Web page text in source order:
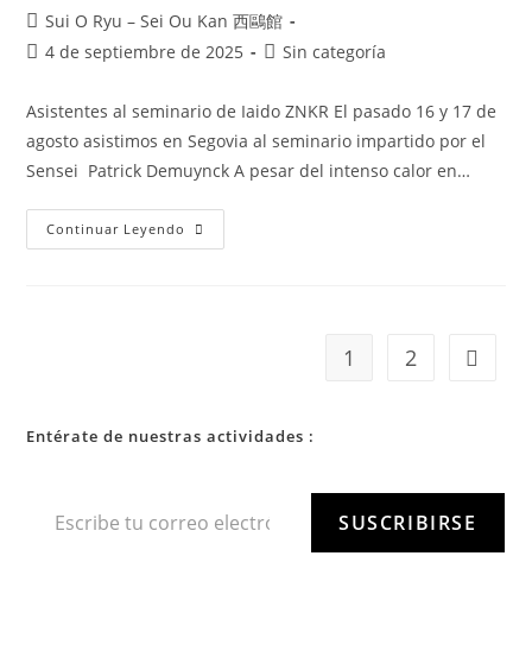
Sui O Ryu – Sei Ou Kan 西鷗館
4 de septiembre de 2025
Sin categoría
Asistentes al seminario de Iaido ZNKR El pasado 16 y 17 de
agosto asistimos en Segovia al seminario impartido por el
Sensei Patrick Demuynck A pesar del intenso calor en…
Continuar Leyendo
1 2
Entérate de nuestras actividades :
SUSCRIBIRSE